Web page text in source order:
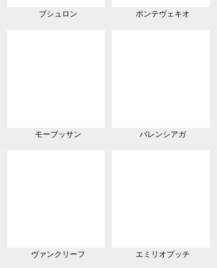
ブシュロン ポンテヴェキオ
モーブッサン バレンシアガ
ヴァンクリーフ エミリオプッチ